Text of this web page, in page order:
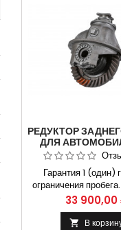
РЕДУКТОР
ДЛЯ
3309 С
(41Х9).
Гарантия 1 (один)
ограничения
газ 3309 9/41
блокировкой кат.
3309-2402010
Цена
33 900,00
 В